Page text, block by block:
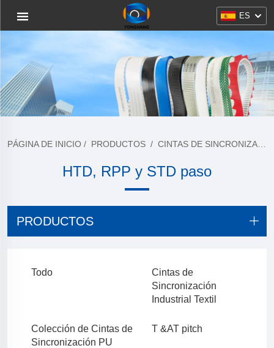
ES
PÁGINA DE INICIO / PRODUCTOS / CINTAS DE SINCRONIZACIÓN PU
HTD, RPP y STD paso
PRODUCTOS
Todo
Cintas de
Sincronización
Industrial Textil
Colección de Cintas de
Sincronización PU
T &AT pitch